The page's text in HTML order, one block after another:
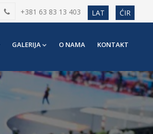
+381 63 83 13 403 LAT ĆIR
GALERIJA O NAMA KONTAKT